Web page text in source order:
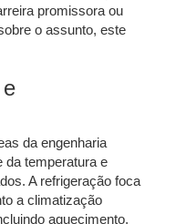
promissora ou
o assunto, este
da engenharia
da temperatura e
A refrigeração foca
a climatização
aquecimento,